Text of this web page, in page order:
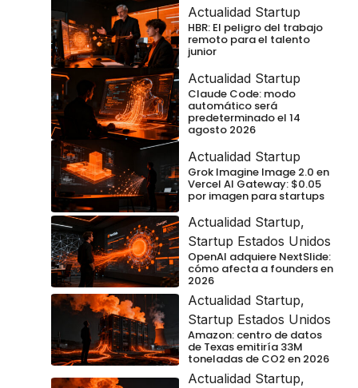
Actualidad Startup
HBR: El peligro del trabajo
remoto para el talento
junior
Actualidad Startup
Claude Code: modo
automático será
predeterminado el 14
agosto 2026
Actualidad Startup
Grok Imagine Image 2.0 en
Vercel AI Gateway: $0.05
por imagen para startups
Actualidad Startup,
Startup Estados Unidos
OpenAI adquiere NextSlide:
cómo afecta a founders en
2026
Actualidad Startup,
Startup Estados Unidos
Amazon: centro de datos
de Texas emitiría 33M
toneladas de CO2 en 2026
Actualidad Startup,